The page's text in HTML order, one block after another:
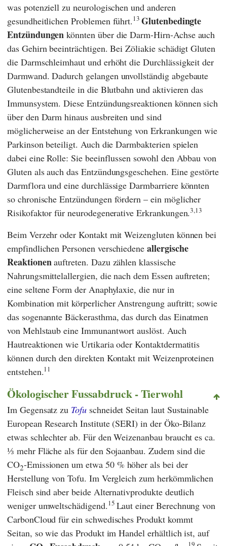
was potenziell zu neurologischen und anderen
gesundheitlichen Problemen führt.13 Glutenbedingte
Entzündungen könnten über die Darm-Hirn-Achse auch
das Gehirn beeinträchtigen. Bei Zöliakie schädigt Gluten
die Darmschleimhaut und erhöht die Durchlässigkeit der
Darmwand. Dadurch gelangen unvollständig abgebaute
Glutenbestandteile in die Blutbahn und aktivieren das
Immunsystem. Diese Entzündungsreaktionen können sich
über den Darm hinaus ausbreiten und sind
möglicherweise an der Entstehung von Erkrankungen wie
Parkinson beteiligt. Auch die Darmbakterien spielen
dabei eine Rolle: Sie beeinflussen sowohl den Abbau von
Gluten als auch das Entzündungsgeschehen. Eine gestörte
Darmflora und eine durchlässige Darmbarriere könnten
so chronische Entzündungen fördern – ein möglicher
Risikofaktor für neurodegenerative Erkrankungen.3,13
Beim Verzehr oder Kontakt mit Weizengluten können bei
empfindlichen Personen verschiedeneallergische
Reaktionenauftreten. Dazu zählen klassische
Nahrungsmittelallergien, die nach dem Essen auftreten;
eine seltene Form der Anaphylaxie, die nur in
Kombination mit körperlicher Anstrengung auftritt; sowie
das sogenannte Bäckerasthma, das durch das Einatmen
von Mehlstaub eine Immunantwort auslöst. Auch
Hautreaktionen wie Urtikaria oder Kontaktdermatitis
können durch den direkten Kontakt mit Weizenproteinen
entstehen.11
Ökologischer Fussabdruck - Tierwohl
Im Gegensatz zu Tofuschneidet Seitan laut Sustainable
European Research Institute(SERI) in der Öko-Bilanz
etwas schlechter ab. Für den Weizenanbau braucht es ca.
⅓ mehr Fläche als für den Sojaanbau. Zudem sind die
CO2-Emissionen um etwa 50 % höher als bei der
Herstellung von Tofu. Im Vergleich zum herkömmlichen
Fleisch sind aber beide Alternativprodukte deutlich
weniger umweltschädigend.15 Laut einer Berechnung von
CarbonCloud für ein schwedisches Produkt kommt
Seitan, so wie das Produkt im Handel erhältlich ist, auf
19